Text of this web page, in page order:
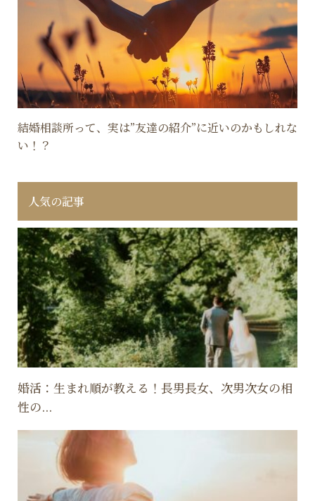
結婚相談所って、実は”友達の紹介”に近いのかもしれな
い！？
人気の記事
婚活：生まれ順が教える！長男長女、次男次女の相
性の...